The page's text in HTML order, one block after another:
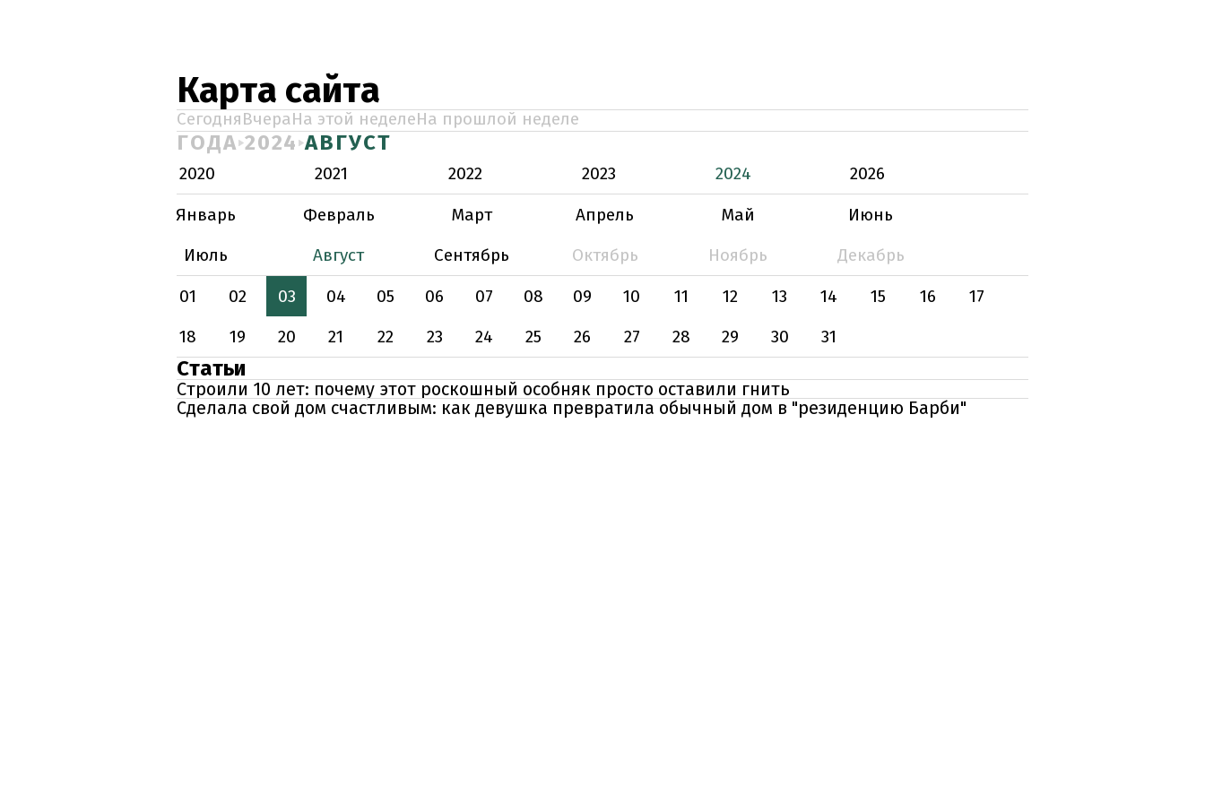
Карта сайта
СегодняВчераНа этой неделеНа прошлой неделе
ГОДА 2024 АВГУСТ
2020 2021 2022 2023 2024
2026
Январь
Февраль Март Апрель Май
Июнь
Июль
Август Сентябрь Октябрь Ноябрь
Декабрь
01
02 03 04 05 06 07 08 09 10 11 12 13 14 15 16
17
18
19 20 21 22 23 24 25 26 27 28 29 30 31
Статьи
Строили 10 лет: почему этот роскошный особняк просто оставили гнить
Сделала свой дом счастливым: как девушка превратила обычный дом в "резиденцию Барби"